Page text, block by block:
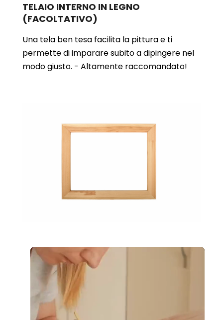
TELAIO INTERNO IN LEGNO
(FACOLTATIVO)
Una tela ben tesa facilita la pittura e ti
permette di imparare subito a dipingere nel
modo giusto. - Altamente raccomandato!